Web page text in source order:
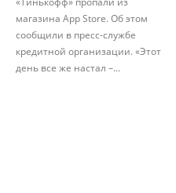
магазина App Store. Об этом
сообщили в пресс-службе
кредитной организации. «Этот
день все же настал –...